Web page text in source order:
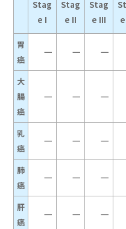
Stag
e I
Stag
e II
Stag
e III
胃
癌
－ － －
大
腸
癌
－ － －
乳
癌
－ － －
肺
癌
－ － －
肝
癌
－ － －